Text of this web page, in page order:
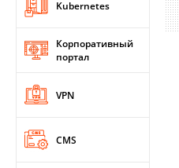
Kubernetes
Корпоративный
портал
VPN
CMS